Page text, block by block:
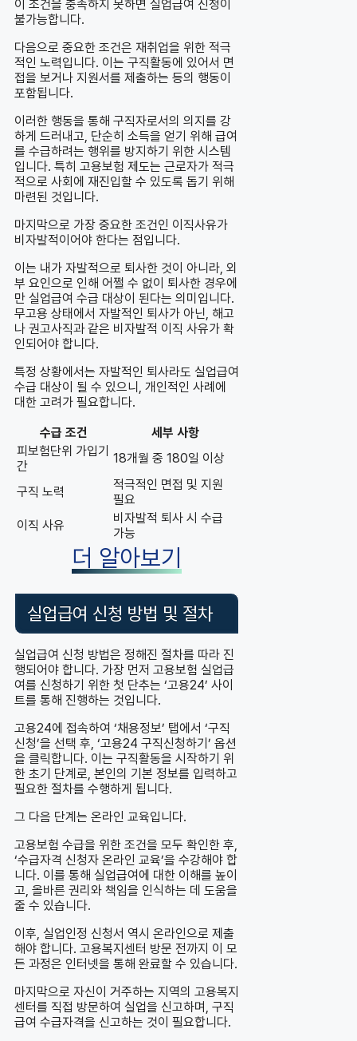
이 조건을 충족하지 못하면 실업급여 신청이
불가능합니다.
다음으로 중요한 조건은 재취업을 위한 적극
적인 노력입니다. 이는 구직활동에 있어서 면
접을 보거나 지원서를 제출하는 등의 행동이
포함됩니다.
이러한 행동을 통해 구직자로서의 의지를 강
하게 드러내고, 단순히 소득을 얻기 위해 급여
를 수급하려는 행위를 방지하기 위한 시스템
입니다. 특히 고용보험 제도는 근로자가 적극
적으로 사회에 재진입할 수 있도록 돕기 위해
마련된 것입니다.
마지막으로 가장 중요한 조건인 이직사유가
비자발적이어야 한다는 점입니다.
이는 내가 자발적으로 퇴사한 것이 아니라, 외
부 요인으로 인해 어쩔 수 없이 퇴사한 경우에
만 실업급여 수급 대상이 된다는 의미입니다.
무고용 상태에서 자발적인 퇴사가 아닌, 해고
나 권고사직과 같은 비자발적 이직 사유가 확
인되어야 합니다.
특정 상황에서는 자발적인 퇴사라도 실업급여
수급 대상이 될 수 있으니, 개인적인 사례에
대한 고려가 필요합니다.
수급 조건
세부 사항
피보험단위 가입기
간
18개월 중 180일 이상
구직 노력
적극적인 면접 및 지원
필요
이직 사유
비자발적 퇴사 시 수급
가능
더 알아보기
실업급여 신청 방법 및 절차
실업급여 신청 방법은 정해진 절차를 따라 진
행되어야 합니다. 가장 먼저 고용보험 실업급
여를 신청하기 위한 첫 단추는 ‘고용24’ 사이
트를 통해 진행하는 것입니다.
고용24에 접속하여 ‘채용정보’ 탭에서 ‘구직
신청’을 선택 후, ‘고용24 구직신청하기’ 옵션
을 클릭합니다. 이는 구직활동을 시작하기 위
한 초기 단계로, 본인의 기본 정보를 입력하고
필요한 절차를 수행하게 됩니다.
그 다음 단계는 온라인 교육입니다.
고용보험 수급을 위한 조건을 모두 확인한 후,
‘수급자격 신청자 온라인 교육’을 수강해야 합
니다. 이를 통해 실업급여에 대한 이해를 높이
고, 올바른 권리와 책임을 인식하는 데 도움을
줄 수 있습니다.
이후, 실업인정 신청서 역시 온라인으로 제출
해야 합니다. 고용복지센터 방문 전까지 이 모
든 과정은 인터넷을 통해 완료할 수 있습니다.
마지막으로 자신이 거주하는 지역의 고용복지
센터를 직접 방문하여 실업을 신고하며, 구직
급여 수급자격을 신고하는 것이 필요합니다.